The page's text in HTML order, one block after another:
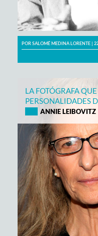
PORSALOMÉ MEDINA LORENTE |
LA FOTÓGRAFA
PERSONALIDADES
ANNIE LEIBOVITZ